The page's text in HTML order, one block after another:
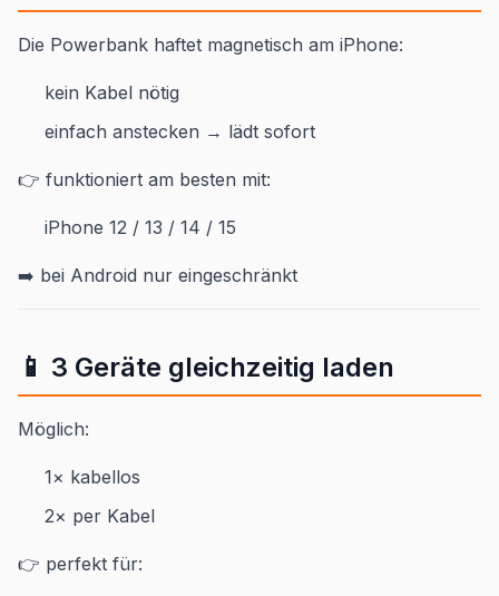
Die Powerbank haftet magnetisch am iPhone:
kein Kabel nötig
einfach anstecken → lädt sofort
👉 funktioniert am besten mit:
iPhone 12 / 13 / 14 / 15
➡️ bei Android nur eingeschränkt
📱 3 Geräte gleichzeitig laden
Möglich:
1× kabellos
2× per Kabel
👉 perfekt für: